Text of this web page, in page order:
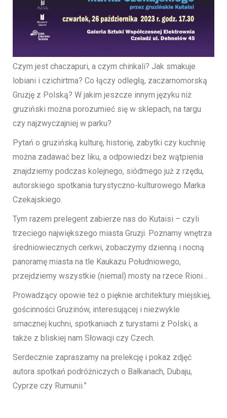
Czym jest chaczapuri, a czym chinkali? Jak smakuje
lobiani i czichirtma? Co łączy odległą, zaczarnomorską
Gruzję z Polską? W jakim jeszcze innym języku niż
gruziński można porozumieć się w sklepach, na targu
czy najzwyczajniej w parku?
Pytań o gruzińską kulturę, historię, zabytki czy kuchnię
można zadawać bez liku, a odpowiedzi bez wątpienia
znajdziemy podczas kolejnego, siódmego już z rzędu,
autorskiego spotkania turystyczno-kulturowego Marka
Czekajskiego.
Tym razem prelegent zabierze nas do Kutaisi – czyli
trzeciego największego miasta Gruzji. Poznamy wnętrza
średniowiecznych cerkwi, zobaczymy dzienną i nocną
panoramę miasta na tle Kaukazu Południowego,
przejdziemy wszystkie (niemal) mosty na rzece Rioni…
Prowadzący opowie też o pięknie architektury miejskiej,
gościnności Gruzinów, interesującej i niezwykle
smacznej kuchni, spotkaniach z turystami z Polski, a
także z bliskiej nam Słowacji czy Czech.
Serdecznie zapraszamy na prelekcję i pokaz zdjęć
autora spotkań podróżniczych o Bałkanach, Dubaju,
Cyprze czy Rumunii.”